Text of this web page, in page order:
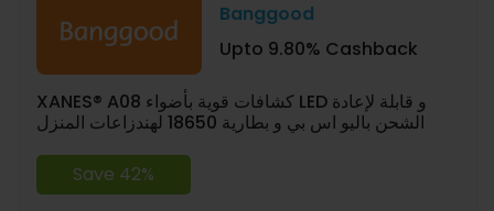
Banggood
Upto 9.80% Cashback
XANES® A08 كشافات قوية بأضواء LED و قابلة لإعادة
الشحن باليو اس بي و بطارية 18650 لهندزاعات المنزل
Save 42%